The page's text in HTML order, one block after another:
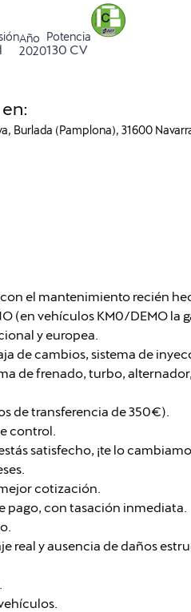
Año
2020
Potencia
130 CV
Burlada (Pamplona), 31600
el mantenimiento recién
(en vehículos KM0/DEMO la
y europea.
de cambios, sistema de
de frenado, turbo,
de transferencia de 350€).
control.
satisfecho, ¡te lo
cotización.
pago, con tasación inmediata.
real y ausencia de daños